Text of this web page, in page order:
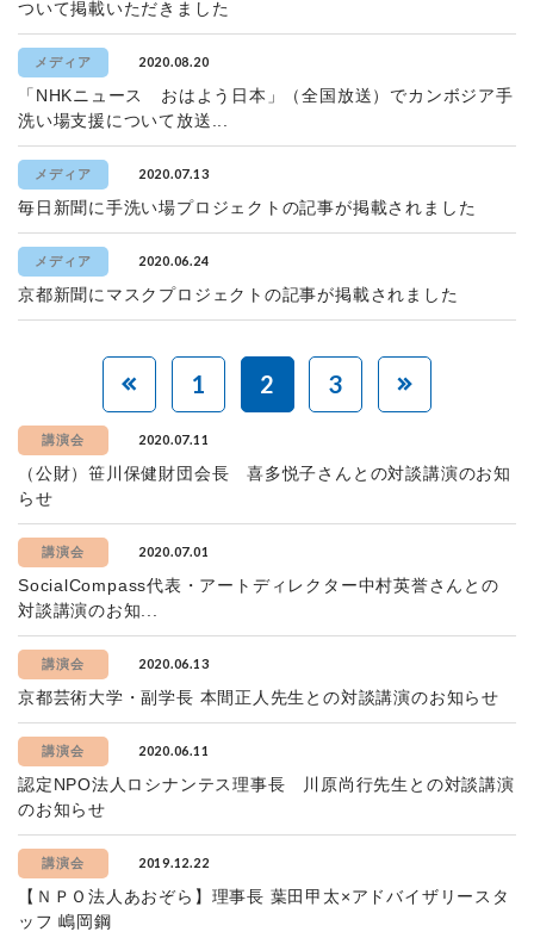
ついて掲載いただきました
メディア 2020.08.20
「NHKニュース おはよう日本」（全国放送）でカンボジア手
洗い場支援について放送...
メディア 2020.07.13
毎日新聞に手洗い場プロジェクトの記事が掲載されました
メディア 2020.06.24
京都新聞にマスクプロジェクトの記事が掲載されました
1 2 3
講演会 2020.07.11
（公財）笹川保健財団会長 喜多悦子さんとの対談講演のお知
らせ
講演会 2020.07.01
SocialCompass代表・アートディレクター中村英誉さんとの
対談講演のお知...
講演会 2020.06.13
京都芸術大学・副学長 本間正人先生との対談講演のお知らせ
講演会 2020.06.11
認定NPO法人ロシナンテス理事長 川原尚行先生との対談講演
のお知らせ
講演会 2019.12.22
【ＮＰＯ法人あおぞら】理事長 葉田甲太×アドバイザリースタ
ッフ 嶋岡鋼